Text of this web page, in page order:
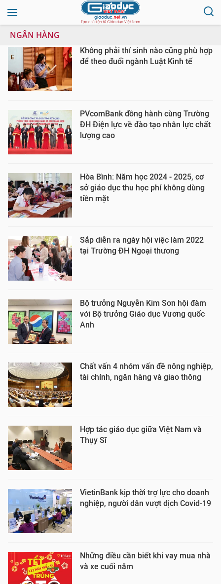
NGÂN HÀNG
Không phải thí sinh nào cũng phù hợp
để theo đuổi ngành Luật Kinh tế
PVcomBank đồng hành cùng Trường
ĐH Điện lực về đào tạo nhân lực chất
lượng cao
Hòa Bình: Năm học 2024 - 2025, cơ
sở giáo dục thu học phí không dùng
tiền mặt
Sắp diễn ra ngày hội việc làm 2022
tại Trường ĐH Ngoại thương
Bộ trưởng Nguyễn Kim Sơn hội đàm
với Bộ trưởng Giáo dục Vương quốc
Anh
Chất vấn 4 nhóm vấn đề nông nghiệp,
tài chính, ngân hàng và giao thông
Hợp tác giáo dục giữa Việt Nam và
Thụy Sĩ
VietinBank kịp thời trợ lực cho doanh
nghiệp, người dân vượt dịch Covid-19
Những điều cần biết khi vay mua nhà
và xe cuối năm